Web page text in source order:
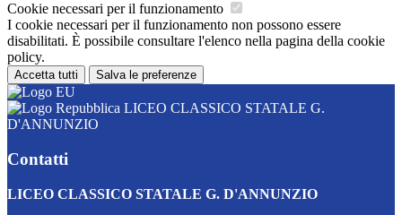
Cookie necessari per il funzionamento
I cookie necessari per il funzionamento non possono essere
disabilitati. È possibile consultare l'elenco nella pagina della cookie
policy.
Accetta tutti Salva le preferenze
LICEO CLASSICO STATALE G.
D'ANNUNZIO
Contatti
LICEO CLASSICO STATALE G. D'ANNUNZIO